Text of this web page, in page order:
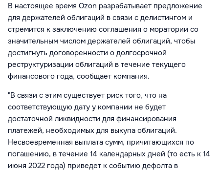
В настоящее время Ozon разрабатывает предложение
для держателей облигаций в связи с делистингом и
стремится к заключению соглашения о моратории со
значительным числом держателей облигаций, чтобы
достигнуть договоренности о долгосрочной
реструктуризации облигаций в течение текущего
финансового года, сообщает компания.
"В связи с этим существует риск того, что на
соответствующую дату у компании не будет
достаточной ликвидности для финансирования
платежей, необходимых для выкупа облигаций.
Несвоевременная выплата сумм, причитающихся по
погашению, в течение 14 календарных дней (то есть к 14
июня 2022 года) приведет к событию дефолта в